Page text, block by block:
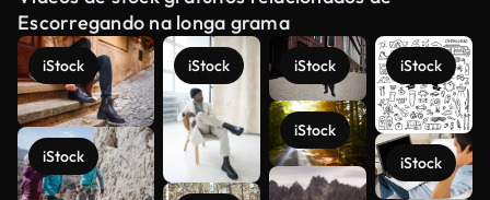
Escorregando na longa grama
iStock
iStock
iStock iStock
iStock
iStock
iStock